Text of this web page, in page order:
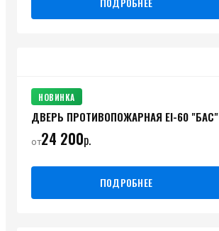
НОВИНКА
ДВЕРЬ ПРОТИВОПОЖАРНАЯ ЕI-60 "БАС"
от24 200р.
ПОДРОБНЕЕ